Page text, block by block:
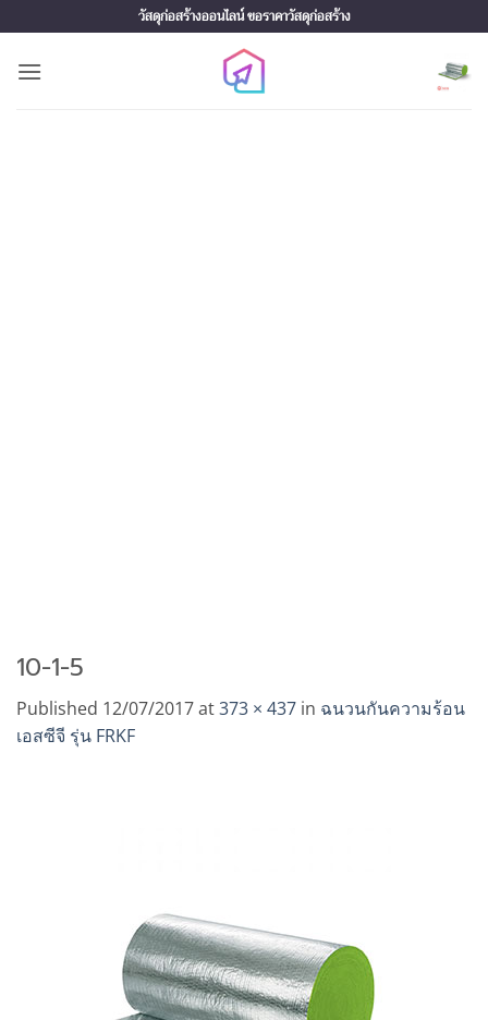
to
content
วัสดุก่อสร้างออนไลน์ ขอราคาวัสดุก่อสร้าง
10-1-5
Published 12/07/2017at373 × 437 in ฉนวนกันความร้อน
เอสซีจี รุ่น FRKF